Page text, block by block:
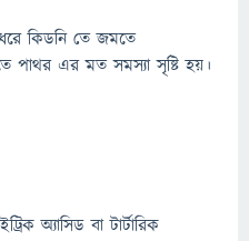
ধরে কিডনি তে জমতে
পাথর এর মত সমস্যা সৃষ্টি হয়।
অ্যাসিড বা টার্টারিক